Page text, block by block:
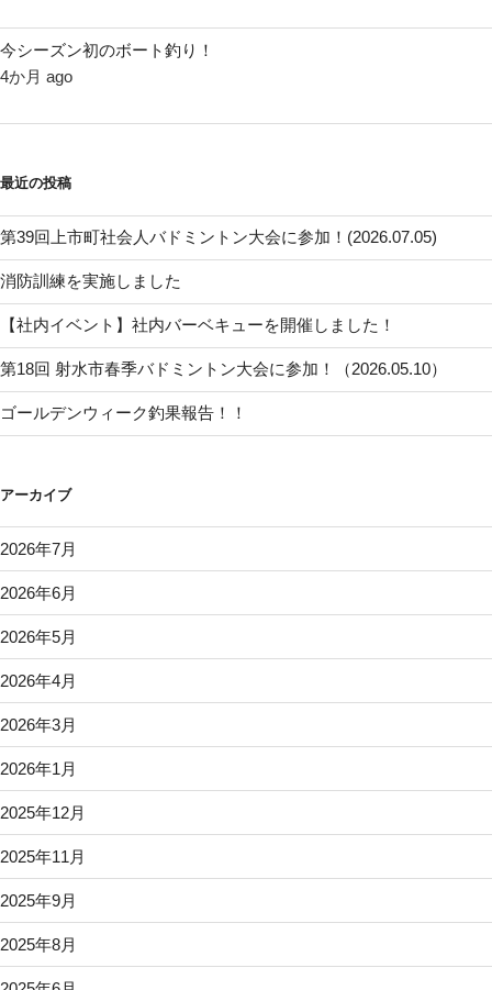
今シーズン初のボート釣り！
4か月 ago
最近の投稿
第39回上市町社会人バドミントン大会に参加！(2026.07.05)
消防訓練を実施しました
【社内イベント】社内バーベキューを開催しました！
第18回 射水市春季バドミントン大会に参加！（2026.05.10）
ゴールデンウィーク釣果報告！！
アーカイブ
2026年7月
2026年6月
2026年5月
2026年4月
2026年3月
2026年1月
2025年12月
2025年11月
2025年9月
2025年8月